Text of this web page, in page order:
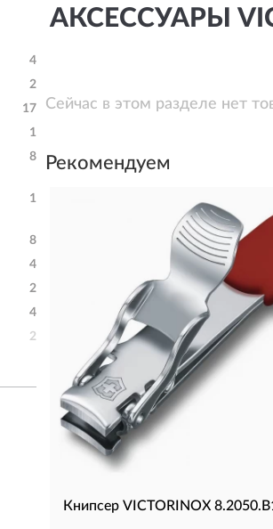
4
2
17
1
8
1
8
4
2
4
2
AКСЕССУАРЫ
Сейчас в этом разделе нет
Рекомендуем
Книпсер VICTORINOX